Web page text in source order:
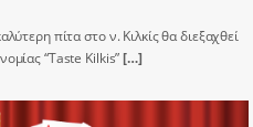
πίτα στο ν. Κιλκίς θα διεξαχθεί
“Taste Kilkis”[…]